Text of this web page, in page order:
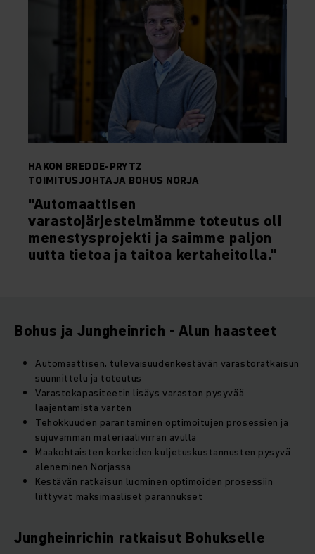
HAKON BREDDE-PRYTZ
TOIMITUSJOHTAJA BOHUS NORJA
"Automaattisen
varastojärjestelmämme toteutus oli
menestysprojekti ja saimme paljon
uutta tietoa ja taitoa kertaheitolla."
Bohus ja Jungheinrich - Alun haasteet
Automaattisen, tulevaisuudenkestävän varastoratkaisun
suunnittelu ja toteutus
Varastokapasiteetin lisäys varaston pysyvää
laajentamista varten
Tehokkuuden parantaminen optimoitujen prosessien ja
sujuvamman materiaalivirran avulla
Maakohtaisten korkeiden kuljetuskustannusten pysyvä
aleneminen Norjassa
Kestävän ratkaisun luominen optimoiden prosessiin
liittyvät maksimaaliset parannukset
Jungheinrichin ratkaisut Bohukselle